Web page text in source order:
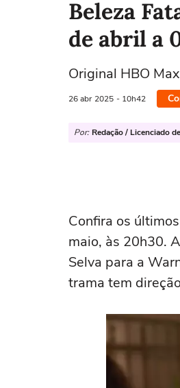
Beleza
de abril a
Original HBO
26 abr 2025 - 10h42
Por: Redação / Licenciado
Confira os
maio, às 20h30.
Selva para a
trama tem